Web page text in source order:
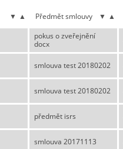
▲
▼ Předmět smlouvy ▲
▼
pokus o zveřejnění
docx
smlouva test 20180202
smlouva test 20180202
předmět isrs
smlouva 20171113